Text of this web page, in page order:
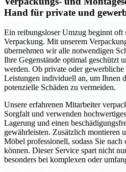
Hand für private und
Ein reibungsloser Umzug beginnt oft
Verpackung. Mit unserem
übernehmen wir alle notwendigen
Ihre Gegenstände optimal geschützt
werden. Ob private oder
Leistungen individuell an, um Ihnen
potenzielle Schäden zu vermeiden.
Unsere erfahrenen Mitarbeiter
Sorgfalt und verwenden
Lagerung und einen
gewährleisten. Zusätzlich montieren
Möbel professionell, sodass Sie
können. Dieser Service spart nicht
besonders bei komplexen oder